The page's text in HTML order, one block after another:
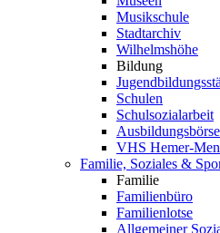
Musikschule
Stadtarchiv
Wilhelmshöhe
Bildung
Schulen
Schulsozialarbeit
VHS Hemer-
Familie, Soziales &
Familie
Familienbüro
Familienlotse
Allgemeiner